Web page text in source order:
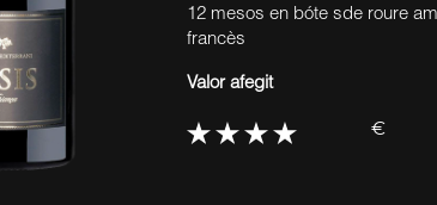
12 mesos en bóte sde roure
francès
Valor afegit
€